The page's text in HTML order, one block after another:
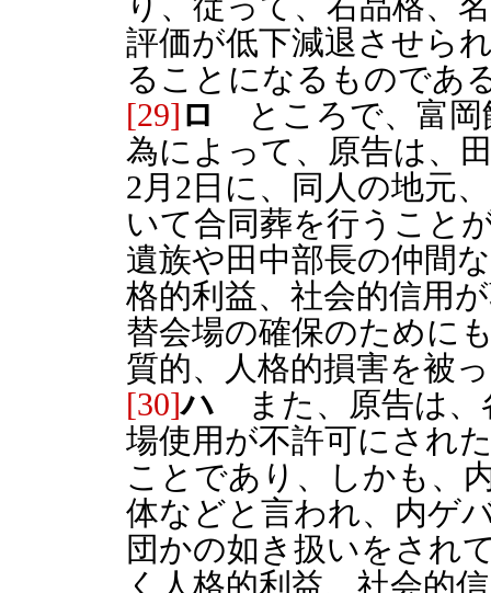
評価が低下減退させら
ることになるものであ
[29] ロ
ところで、富岡
為によって、原告は、
2月2日に、同人の地元
いて合同葬を行うこと
遺族や田中部長の仲間
格的利益、社会的信用
替会場の確保のために
質的、人格的損害を被
[30]ハ また、原告は、
場使用が不許可にされ
ことであり、しかも、
体などと言われ、内ゲ
団かの如き扱いをされ
く人格的利益、社会的